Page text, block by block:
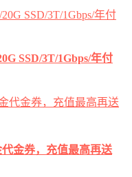
SSD/3T/1Gbps/年付
金券，充值最高再送